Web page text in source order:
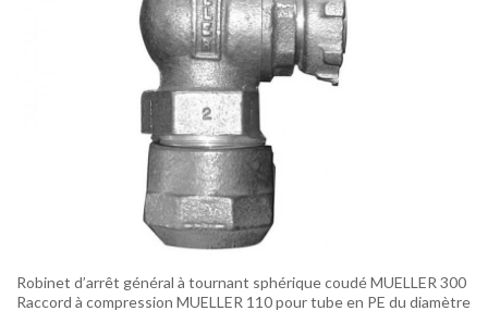
Robinet d’arrêt général à tournant sphérique coudé MUELLER 300
Raccord à compression MUELLER 110 pour tube en PE du diamètre